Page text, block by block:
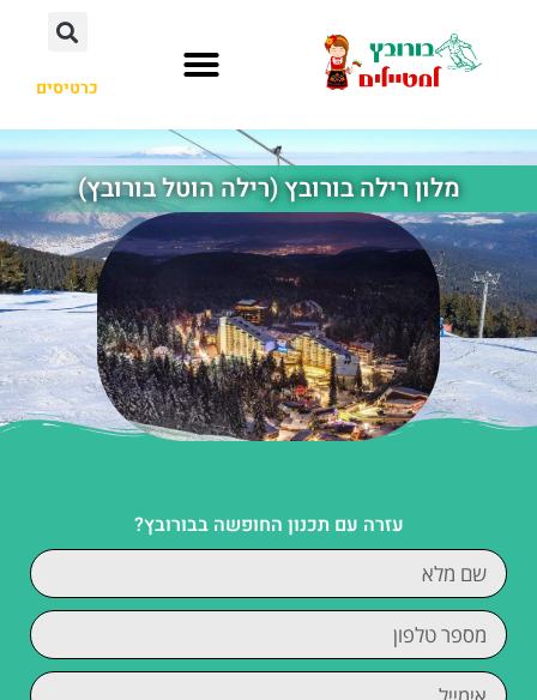
כרטיסים
מלון רילה בורובץ (רילה הוטל בורובץ)
עזרה עם תכנון החופשה בבורובץ?